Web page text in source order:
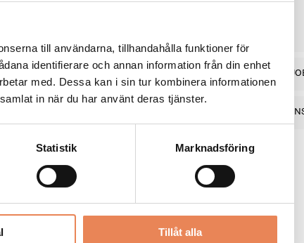
till användarna, tillhandahålla funktioner för
identifierare och annan information från din enhet
med. Dessa kan i sin tur kombinera informationen
in när du har använt deras tjänster.
Statistik Marknadsföring
Tillåt alla
SÖK BLAND LEDIGA
SE FLER